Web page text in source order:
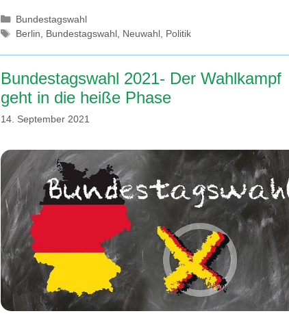
Kategorien
Bundestagswahl
Schlagwörter
Berlin Bundestagswahl, Neuwahl, Politik
Bundestagswahl 2021- Der Wahlkampf
geht in die heiße Phase
14. September 2021